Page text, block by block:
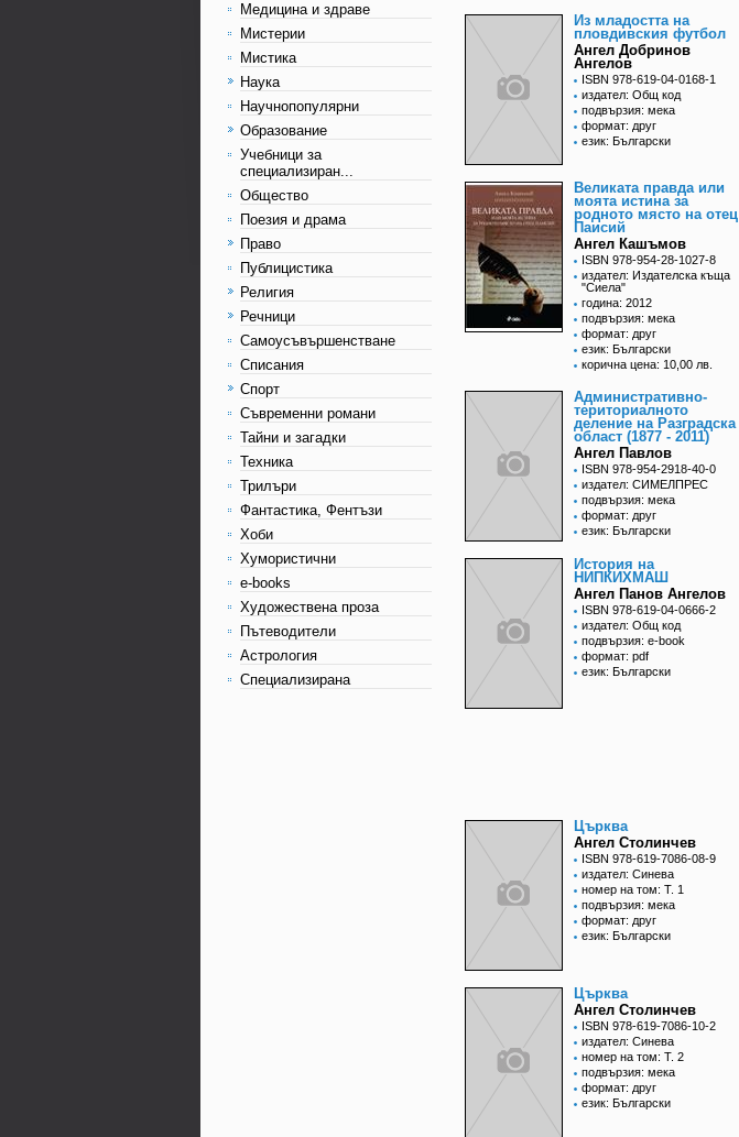
Медицина и здраве
Мистерии
Мистика
Наука
Научнопопулярни
Образование
Учебници за
специализиран...
Общество
Поезия и драма
Право
Публицистика
Религия
Речници
Самоусъвършенстване
Списания
Спорт
Съвременни романи
Тайни и загадки
Техника
Трилъри
Фантастика, Фентъзи
Хоби
Хумористични
e-books
Художествена проза
Пътеводители
Астрология
Специализирана
Из младостта на
пловдивския футбол
Ангел Добринов
Ангелов
ISBN 978-619-04-0168-1
издател: Общ код
подвързия: мека
формат: друг
език: Български
Великата правда или
моята истина за
родното място на отец
Паисий
Ангел Кашъмов
ISBN 978-954-28-1027-8
издател: Издателска къща
"Сиела"
година: 2012
подвързия: мека
формат: друг
език: Български
корична цена: 10,00 лв.
Административно-
териториалното
деление на Разградска
област (1877 - 2011)
Ангел Павлов
ISBN 978-954-2918-40-0
издател: СИМЕЛПРЕС
подвързия: мека
формат: друг
език: Български
История на
НИПКИХМАШ
Ангел Панов Ангелов
ISBN 978-619-04-0666-2
издател: Общ код
подвързия: e-book
формат: pdf
език: Български
Църква
Ангел Столинчев
ISBN 978-619-7086-08-9
издател: Синева
номер на том: Т. 1
подвързия: мека
формат: друг
език: Български
Църква
Ангел Столинчев
ISBN 978-619-7086-10-2
издател: Синева
номер на том: Т. 2
подвързия: мека
формат: друг
език: Български